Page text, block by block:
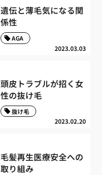
遺伝と薄毛気になる関
係性
2023.03.03
AGA
頭皮トラブルが招く女
性の抜け毛
2023.02.20
抜け毛
毛髪再生医療安全への
取り組み